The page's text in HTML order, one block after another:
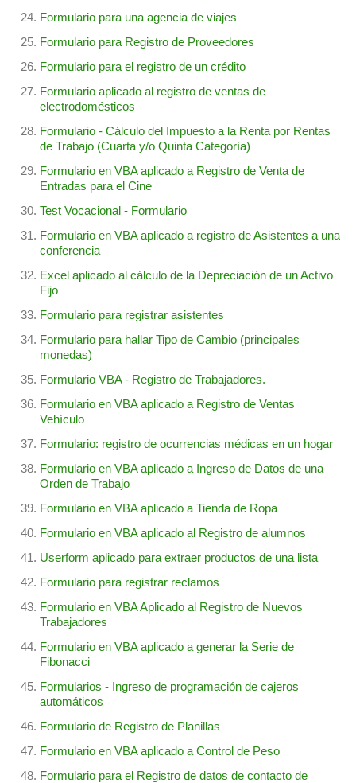
Formulario para una agencia de viajes
Formulario para Registro de Proveedores
Formulario para el registro de un crédito
Formulario aplicado al registro de ventas de
electrodomésticos
Formulario - Cálculo del Impuesto a la Renta por Rentas
de Trabajo (Cuarta y/o Quinta Categoría)
Formulario en VBA aplicado a Registro de Venta de
Entradas para el Cine
Test Vocacional - Formulario
Formulario en VBA aplicado a registro de Asistentes a una
conferencia
Excel aplicado al cálculo de la Depreciación de un Activo
Fijo
Formulario para registrar asistentes
Formulario para hallar Tipo de Cambio (principales
monedas)
Formulario VBA - Registro de Trabajadores.
Formulario en VBA aplicado a Registro de Ventas
Vehículo
Formulario: registro de ocurrencias médicas en un hogar
Formulario en VBA aplicado a Ingreso de Datos de una
Orden de Trabajo
Formulario en VBA aplicado a Tienda de Ropa
Formulario en VBA aplicado al Registro de alumnos
Userform aplicado para extraer productos de una lista
Formulario para registrar reclamos
Formulario en VBA Aplicado al Registro de Nuevos
Trabajadores
Formulario en VBA aplicado a generar la Serie de
Fibonacci
Formularios - Ingreso de programación de cajeros
automáticos
Formulario de Registro de Planillas
Formulario en VBA aplicado a Control de Peso
Formulario para el Registro de datos de contacto de